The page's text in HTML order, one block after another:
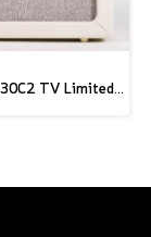
Used Vox AC30C2 TV Limited Edition